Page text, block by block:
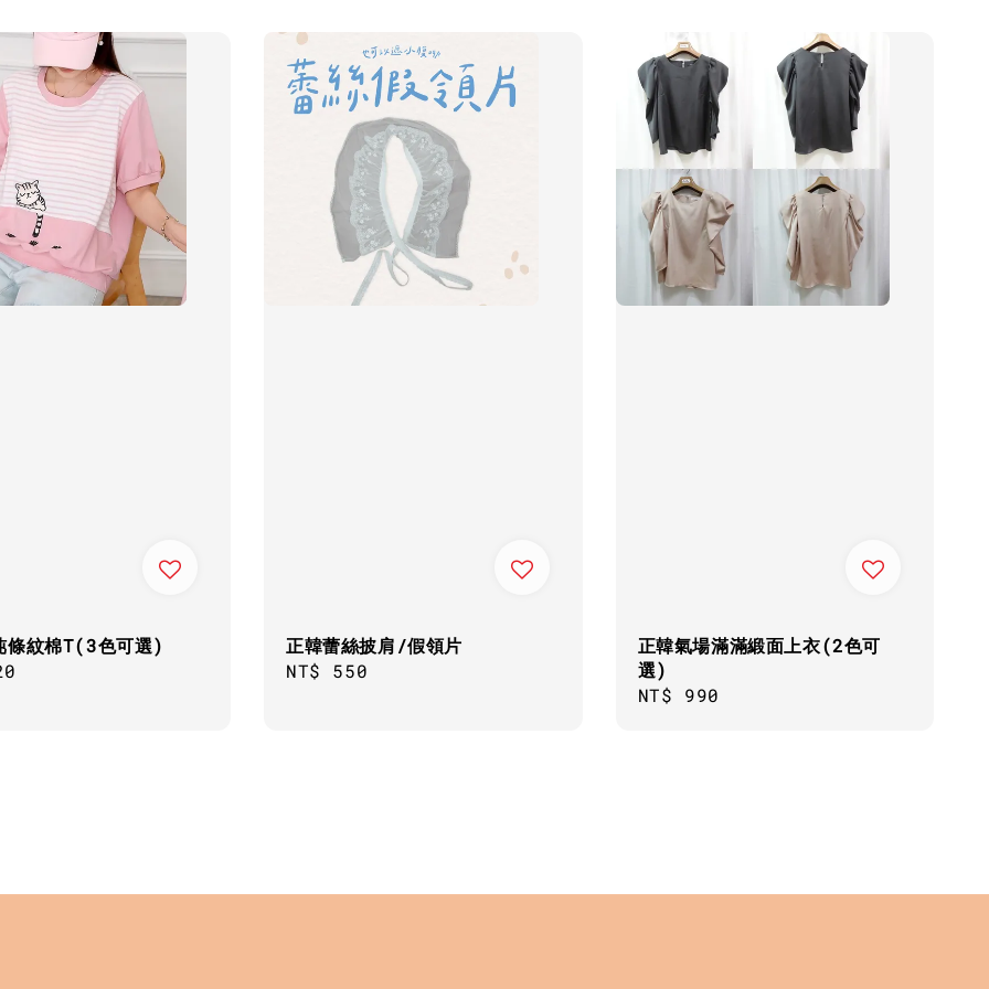
條紋棉T(3色可選)
正韓蕾絲披肩/假領片
Regular
NT$ 550
正韓氣場滿滿緞面上衣(2色可
選)
Regular
NT$ 990